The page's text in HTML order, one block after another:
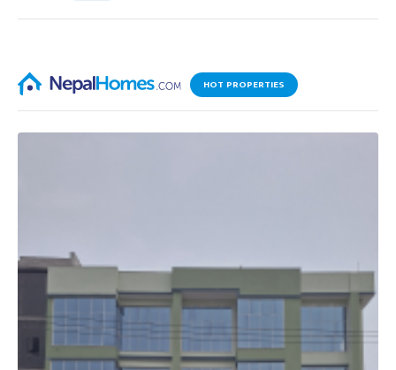
HOT PROPERTIES